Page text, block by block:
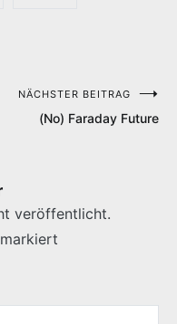
NÄCHSTER BEITRAG
(No) Faraday Future
veröffentlicht.
markiert